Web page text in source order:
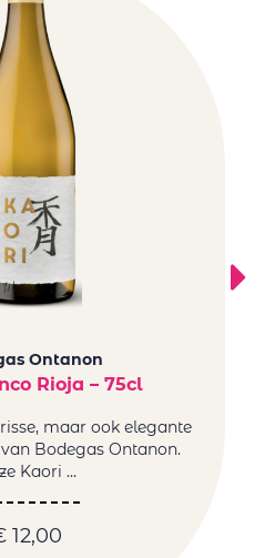
Ontanon
Rioja – 75cl
maar ook elegante
Bodegas Ontanon.
Kaori ...
12,00